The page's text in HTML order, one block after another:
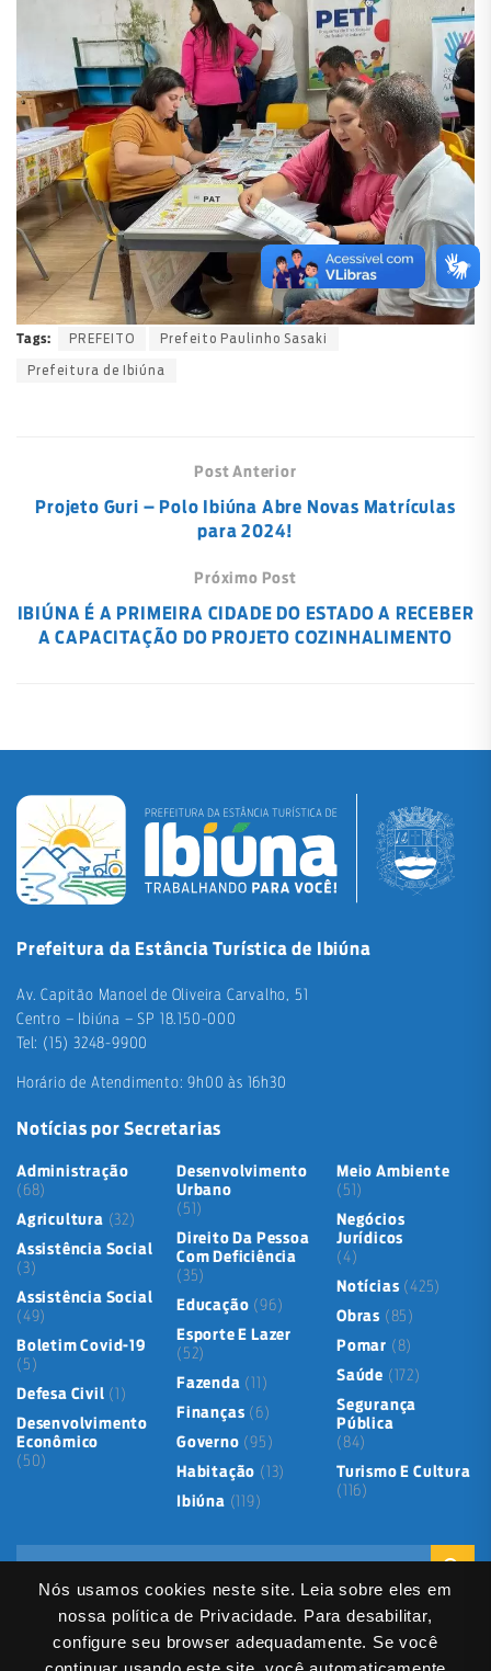
Nós usamos cookies neste site. Leia sobre eles em
nossa política de Privacidade. Para desabilitar,
configure seu browser adequadamente. Se você
Tags: PREFEITO Prefeito Paulinho Sasaki
Prefeitura de Ibiúna
Post Anterior
Projeto Guri – Polo Ibiúna Abre Novas Matrículas
para 2024!
Próximo Post
IBIÚNA É A PRIMEIRA CIDADE DO ESTADO A RECEBER
A CAPACITAÇÃO DO PROJETO COZINHALIMENTO
Prefeitura da Estância Turística de Ibiúna
Av. Capitão Manoel de Oliveira Carvalho, 51
Centro – Ibiúna – SP 18.150-000
Tel: (15) 3248-9900
Horário de Atendimento: 9h00 às 16h30
Notícias por Secretarias
Administração
(68)
Agricultura (32)
Assistência Social
(3)
Assistência Social
(49)
Boletim Covid-19
(5)
Defesa Civil (1)
Desenvolvimento
Econômico
(50)
Desenvolvimento
Urbano
(51)
Direito Da Pessoa
Com Deficiência
(35)
Educação (96)
Esporte E Lazer
(52)
Fazenda (11)
Finanças (6)
Governo (95)
Habitação (13)
Ibiúna (119)
Meio Ambiente
(51)
Negócios
Jurídicos
(4)
Notícias (425)
Obras (85)
Pomar (8)
Saúde (172)
Segurança
Pública
(84)
Turismo E Cultura
(116)